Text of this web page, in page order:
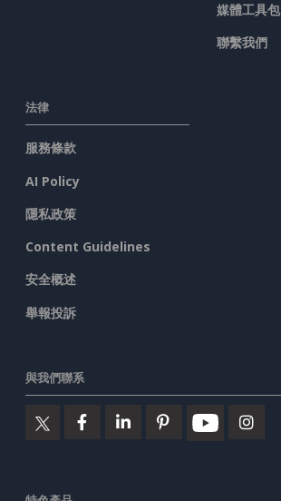
媒體工具包
聯繫我們
法律
服務條款
AI Policy
隱私政策
Content Guidelines
安全概述
舉報投訴
與我們聯系